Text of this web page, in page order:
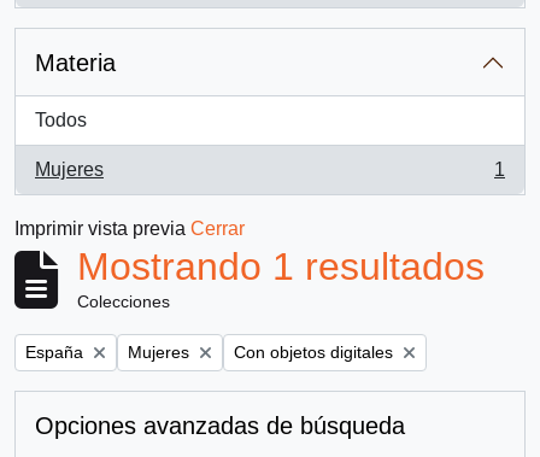
Materia
Todos
Mujeres
, 1 resultados
1
Imprimir vista previa Cerrar
Mostrando 1 resultados
Colecciones
Remove filter:
España Remove filter:
Mujeres Remove filter:
Con objetos digitales
Opciones avanzadas de búsqueda